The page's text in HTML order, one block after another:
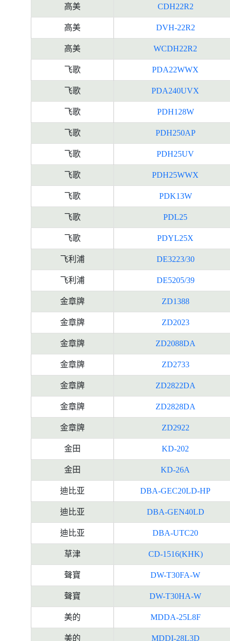
高美 CDH22R2
高美 DVH-22R2
高美 WCDH22R2
飞歌 PDA22WWX
飞歌 PDA240UVX
飞歌 PDH128W
飞歌 PDH250AP
飞歌 PDH25UV
飞歌 PDH25WWX
飞歌 PDK13W
飞歌 PDL25
飞歌 PDYL25X
飞利浦 DE3223/30
飞利浦 DE5205/39
金章牌 ZD1388
金章牌 ZD2023
金章牌 ZD2088DA
金章牌 ZD2733
金章牌 ZD2822DA
金章牌 ZD2828DA
金章牌 ZD2922
金田 KD-202
金田 KD-26A
迪比亚 DBA-GEC20LD-HP
迪比亚 DBA-GEN40LD
迪比亚 DBA-UTC20
草津 CD-1516(KHK)
聲寶 DW-T30FA-W
聲寶 DW-T30HA-W
美的 MDDA-25L8F
美的 MDDI-28L3D